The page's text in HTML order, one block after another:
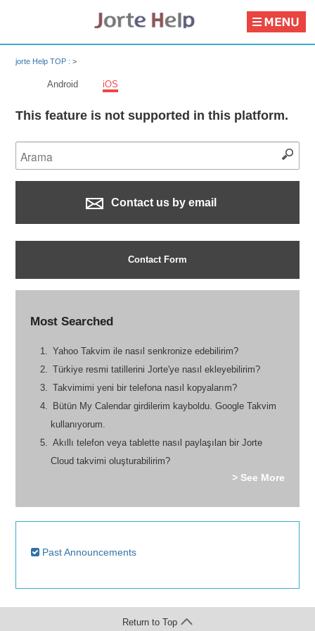
jorte Help TOP :>
Android iOS
This feature is not supported in this platform.
Contact us by email
Contact Form
Most Searched
Yahoo Takvim ile nasıl senkronize edebilirim?
Türkiye resmi tatillerini Jorte'ye nasıl ekleyebilirim?
Takvimimi yeni bir telefona nasıl kopyalarım?
Bütün My Calendar girdilerim kayboldu. Google Takvim
kullanıyorum.
Akıllı telefon veya tablette nasıl paylaşılan bir Jorte
Cloud takvimi oluşturabilirim?
> See More
Past Announcements
Return to Top